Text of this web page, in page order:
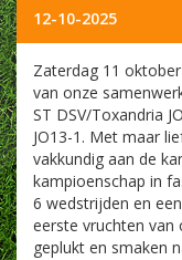
12-10-2025
Zaterdag 11
van onze
ST DSV/Toxandria
JO13-1. Met maar
vakkundig aan de
kampioenschap in
6 wedstrijden en
eerste vruchten van
geplukt en smaken